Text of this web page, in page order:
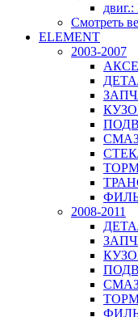
Смотреть
ELEMENT
2003-2007
2008-2011